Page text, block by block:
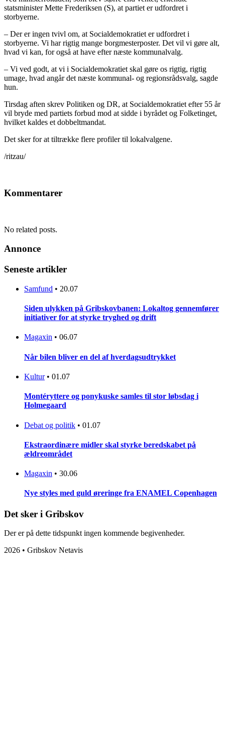
statsminister Mette Frederiksen (S), at partiet er udfordret i
storbyerne.
– Der er ingen tvivl om, at Socialdemokratiet er udfordret i
storbyerne. Vi har rigtig mange borgmesterposter. Det vil vi gøre alt,
hvad vi kan, for også at have efter næste kommunalvalg.
– Vi ved godt, at vi i Socialdemokratiet skal gøre os rigtig, rigtig
umage, hvad angår det næste kommunal- og regionsrådsvalg, sagde
hun.
Tirsdag aften skrev Politiken og DR, at Socialdemokratiet efter 55 år
vil bryde med partiets forbud mod at sidde i byrådet og Folketinget,
hvilket kaldes et dobbeltmandat.
Det sker for at tiltrække flere profiler til lokalvalgene.
/ritzau/
Kommentarer
No related posts.
Annonce
Seneste artikler
Samfund • 20.07
Siden ulykken på Gribskovbanen: Lokaltog gennemfører
initiativer for at styrke tryghed og drift
Magaxin • 06.07
Når bilen bliver en del af hverdagsudtrykket
Kultur • 01.07
Montéryttere og ponykuske samles til stor løbsdag i
Holmegaard
Debat og politik • 01.07
Ekstraordinære midler skal styrke beredskabet på
ældreområdet
Magaxin • 30.06
Nye styles med guld øreringe fra ENAMEL Copenhagen
Det sker i Gribskov
Der er på dette tidspunkt ingen kommende begivenheder.
2026 • Gribskov Netavis